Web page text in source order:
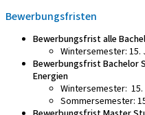
Bewerbungsfristen
Bewerbungsfrist alle
Wintersemester: 15.
Bewerbungsfrist Bachelor
Energien
Wintersemester: 15.
Sommersemester: